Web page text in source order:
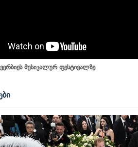
ვერბიეს მუსიკალურ ფესტივალზე